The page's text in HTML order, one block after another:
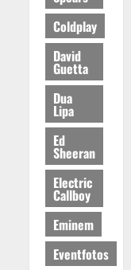
Coldplay
David
Guetta
Dua
Lipa
Ed
Sheeran
Electric
Callboy
Eminem
Eventfotos